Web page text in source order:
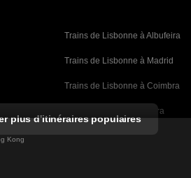
Trains de Lisbonne à Albufeira
Trains de Lisbonne à Madrid
Trains de Lisbonne à Coimbra
Trains de Porto à Coimbra
plus d'itinéraires populaires
Kong